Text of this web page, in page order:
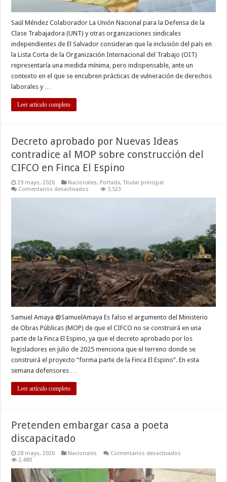
Saúl Méndez Colaborador La Unión Nacional para la Defensa de la
Clase Trabajadora (UNT) y otras organizaciones sindicales
independientes de El Salvador consideran que la inclusión del país en
la Lista Corta de la Organización Internacional del Trabajo (OIT)
representaría una medida mínima, pero indispensable, ante un
contexto en el que se encubren prácticas de vulneración de derechos
laborales y …
Leer artículo completo
Decreto aprobado por Nuevas Ideas
contradice al MOP sobre construcción del
CIFCO en Finca El Espino
29 mayo, 2026 Nacionales, Portada,Titular principal
Comentarios desactivados
MOP
sobre
construcción
del
CIFCO
en
Finca
El
Espino
3,523
Samuel Amaya @SamuelAmaya Es falso el argumento del Ministerio
de Obras Públicas (MOP) de que el CIFCO no se construirá en una
parte de la Finca El Espino, ya que el decreto aprobado por los
legisladores en julio de 2025 menciona que el terreno donde se
construirá el proyecto “forma parte de la Finca El Espino”. En esta
semana defensores …
Leer artículo completo
Pretenden embargar casa a poeta
discapacitado
28 mayo, 2026 Nacionales Comentarios desactivados
casa
2,480